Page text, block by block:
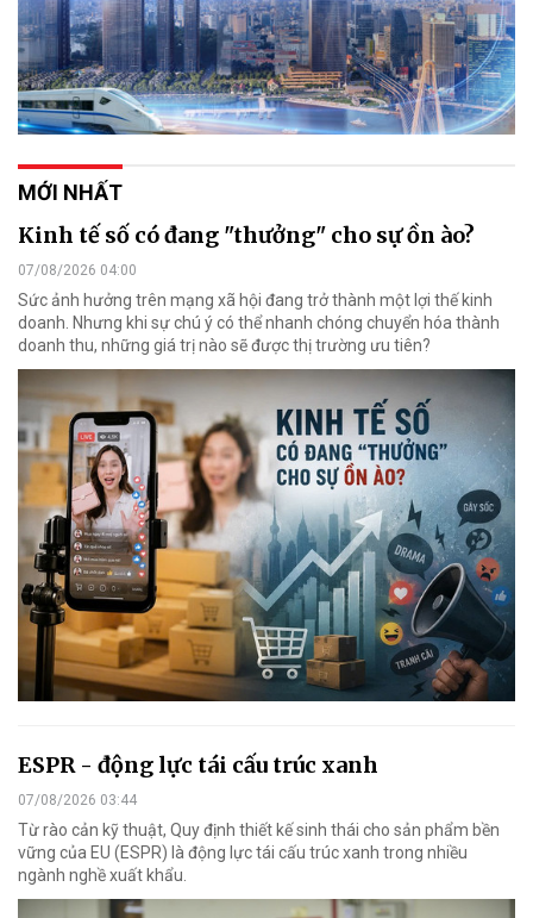
MỚI NHẤT
Kinh tế số có đang "thưởng" cho sự ồn ào?
07/08/2026 04:00
Sức ảnh hưởng trên mạng xã hội đang trở thành một lợi thế kinh
doanh. Nhưng khi sự chú ý có thể nhanh chóng chuyển hóa thành
doanh thu, những giá trị nào sẽ được thị trường ưu tiên?
ESPR - động lực tái cấu trúc xanh
07/08/2026 03:44
Từ rào cản kỹ thuật, Quy định thiết kế sinh thái cho sản phẩm bền
vững của EU (ESPR) là động lực tái cấu trúc xanh trong nhiều
ngành nghề xuất khẩu.